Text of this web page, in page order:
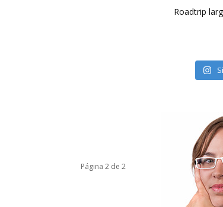
Página 2 de 2
Roadtrip